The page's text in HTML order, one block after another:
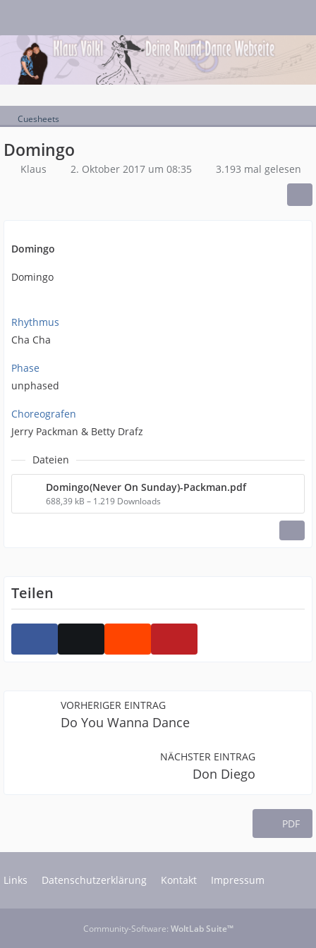
Cuesheets
Domingo
Klaus 2. Oktober 2017 um 08:35 3.193 mal gelesen
Domingo
Domingo
Rhythmus
Cha Cha
Phase
unphased
Choreografen
Jerry Packman & Betty Drafz
Dateien
Domingo(Never On Sunday)-Packman.pdf
688,39 kB – 1.219 Downloads
Teilen
VORHERIGER EINTRAG
Do You Wanna Dance
NÄCHSTER EINTRAG
Don Diego
PDF
Links Datenschutzerklärung Kontakt Impressum
Community-Software: WoltLab Suite™